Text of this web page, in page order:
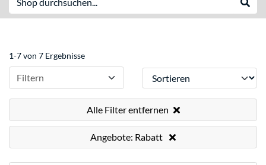
1-7 von 7 Ergebnisse
Filtern Sortieren
Alle Filter entfernen
Angebote: Rabatt